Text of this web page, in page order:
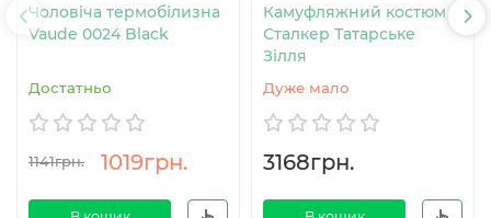
Чоловіча термобілизна
Vaude 0024 Black
Достатньо
1141грн. 1019грн.
Камуфляжний костюм
Сталкер Татарське
Зілля
Дуже мало
3168грн.